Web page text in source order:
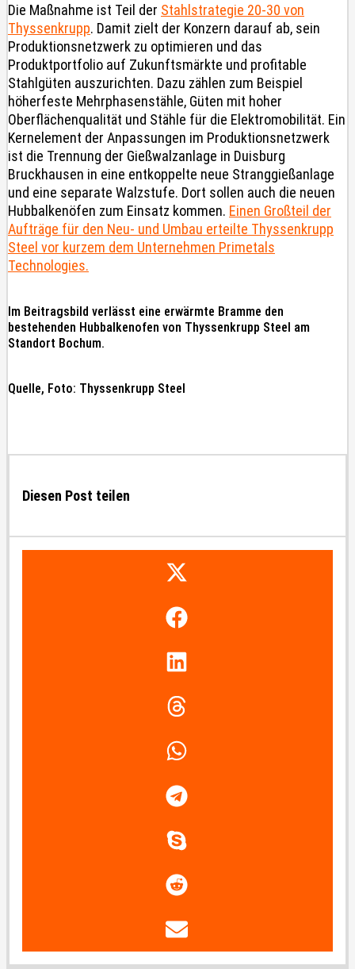
Die Maßnahme ist Teil der Stahlstrategie 20-30 von
Thyssenkrupp. Damit zielt der Konzern darauf ab, sein
Produktionsnetzwerk zu optimieren und das
Produktportfolio auf Zukunftsmärkte und profitable
Stahlgüten auszurichten. Dazu zählen zum Beispiel
höherfeste Mehrphasenstähle, Güten mit hoher
Oberflächenqualität und Stähle für die Elektromobilität. Ein
Kernelement der Anpassungen im Produktionsnetzwerk
ist die Trennung der Gießwalzanlage in Duisburg
Bruckhausen in eine entkoppelte neue Stranggießanlage
und eine separate Walzstufe. Dort sollen auch die neuen
Hubbalkenöfen zum Einsatz kommen. Einen Großteil der
Aufträge für den Neu- und Umbau erteilte Thyssenkrupp
Steel vor kurzem dem Unternehmen Primetals
Technologies.
Im Beitragsbild verlässt eine erwärmte Bramme den
bestehenden Hubbalkenofen von Thyssenkrupp Steel am
Standort Bochum.
Quelle, Foto: Thyssenkrupp Steel
Diesen Post teilen